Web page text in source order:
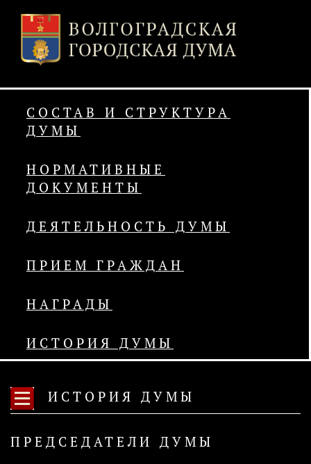
СОСТАВ И СТРУКТУРА
ДУМЫ
НОРМАТИВНЫЕ
ДОКУМЕНТЫ
ДЕЯТЕЛЬНОСТЬ ДУМЫ
ПРИЕМ ГРАЖДАН
НАГРАДЫ
ИСТОРИЯ ДУМЫ
ИСТОРИЯ ДУМЫ
ПРЕДСЕДАТЕЛИ ДУМЫ